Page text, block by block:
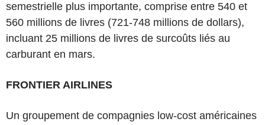
semestrielle plus importante, comprise entre 540 et
560 millions de livres (721-748 millions de dollars),
incluant 25 millions de livres de surcoûts liés au
carburant en mars.
FRONTIER AIRLINES
Un groupement de compagnies low-cost américaines